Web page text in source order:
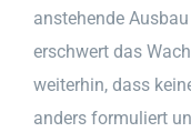
anstehende
erschwert das
weiterhin, dass
anders formuliert